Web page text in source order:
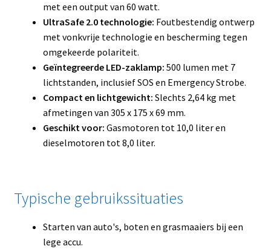
met een output van 60 watt.
UltraSafe 2.0 technologie: Foutbestendig ontwerp
met vonkvrije technologie en bescherming tegen
omgekeerde polariteit.
Geïntegreerde LED-zaklamp: 500 lumen met 7
lichtstanden, inclusief SOS en Emergency Strobe.
Compact en lichtgewicht: Slechts 2,64 kg met
afmetingen van 305 x 175 x 69 mm.
Geschikt voor: Gasmotoren tot 10,0 liter en
dieselmotoren tot 8,0 liter.
Typische gebruikssituaties
Starten van auto's, boten en grasmaaiers bij een
lege accu.